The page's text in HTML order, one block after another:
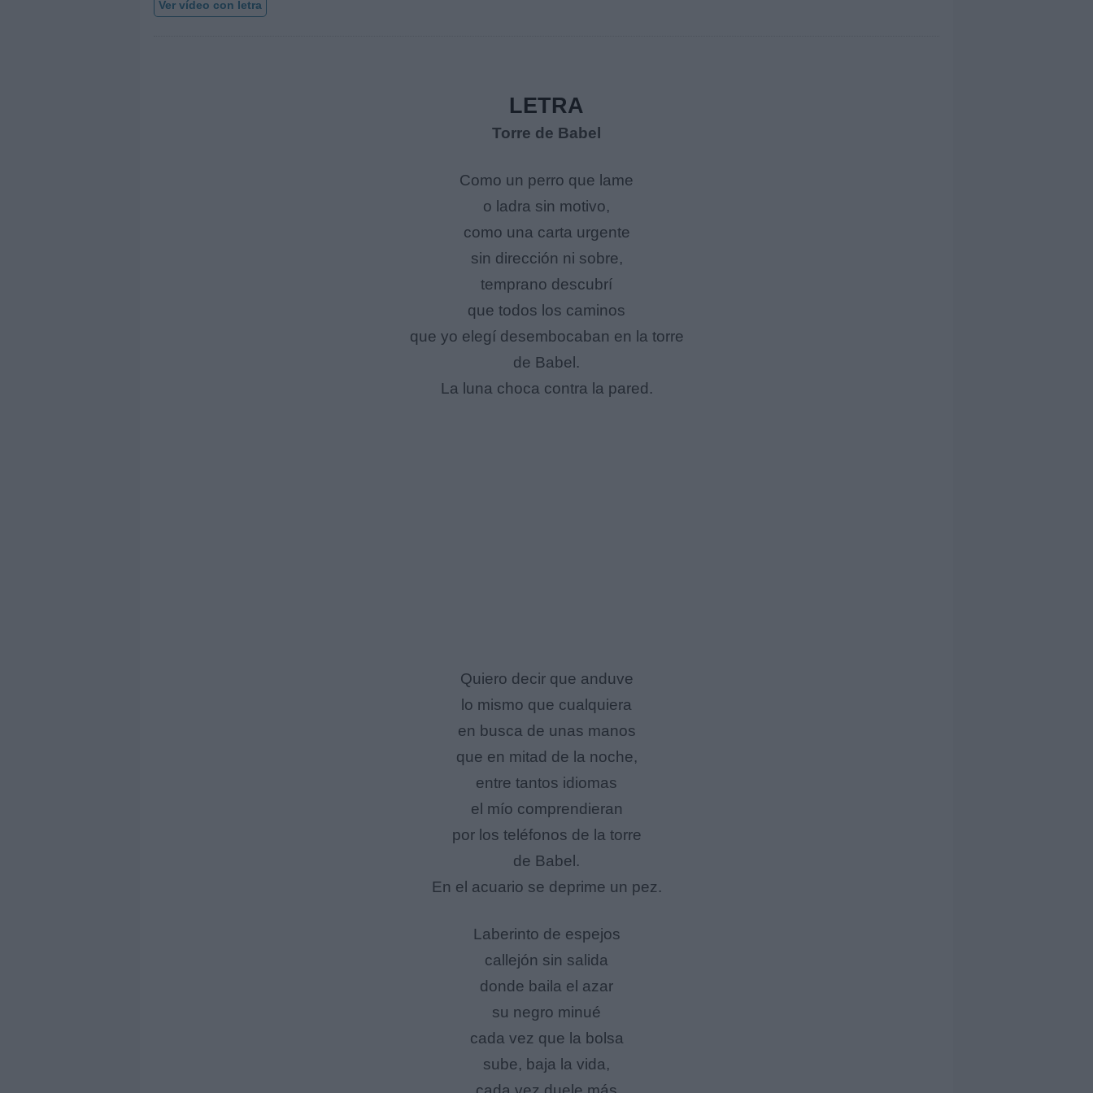
Ver vídeo con letra
LETRA
Torre de Babel
Como un perro que lame
o ladra sin motivo,
como una carta urgente
sin dirección ni sobre,
temprano descubrí
que todos los caminos
que yo elegí desembocaban en la torre
de Babel.
La luna choca contra la pared.
Quiero decir que anduve
lo mismo que cualquiera
en busca de unas manos
que en mitad de la noche,
entre tantos idiomas
el mío comprendieran
por los teléfonos de la torre
de Babel.
En el acuario se deprime un pez.
Laberinto de espejos
callejón sin salida
donde baila el azar
su negro minué
cada vez que la bolsa
sube, baja la vida,